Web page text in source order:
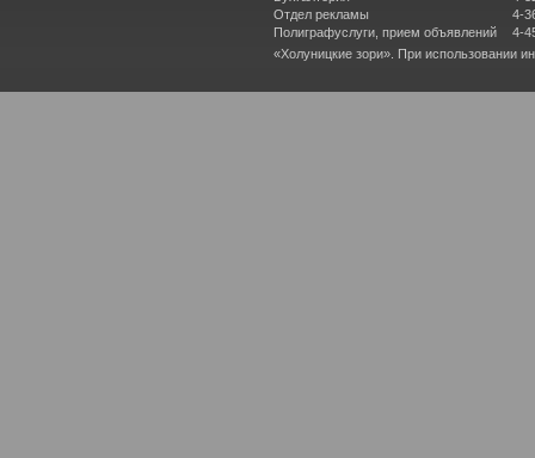
Отдел рекламы
Полиграфуслуги, прием объявлений
4-
4-
«Холуницкие зори». При использовании